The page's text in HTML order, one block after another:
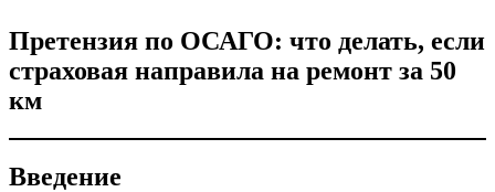
Претензия по ОСАГО: что делать, если
страховая направила на ремонт за 50
км
Введение